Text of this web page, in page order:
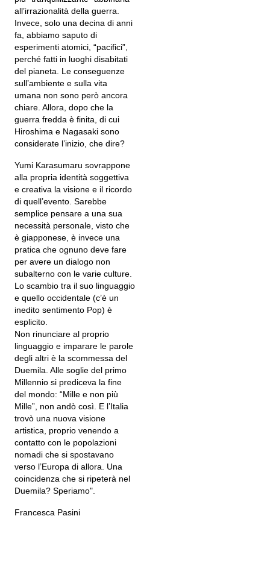
all’irrazionalità della guerra.
Invece, solo una decina di anni
fa, abbiamo saputo di
esperimenti atomici, “pacifici”,
perché fatti in luoghi disabitati
del pianeta. Le conseguenze
sull’ambiente e sulla vita
umana non sono però ancora
chiare. Allora, dopo che la
guerra fredda è finita, di cui
Hiroshima e Nagasaki sono
considerate l’inizio, che dire?
Yumi Karasumaru sovrappone
alla propria identità soggettiva
e creativa la visione e il ricordo
di quell’evento. Sarebbe
semplice pensare a una sua
necessità personale, visto che
è giapponese, è invece una
pratica che ognuno deve fare
per avere un dialogo non
subalterno con le varie culture.
Lo scambio tra il suo linguaggio
e quello occidentale (c’è un
inedito sentimento Pop) è
esplicito.
Non rinunciare al proprio
linguaggio e imparare le parole
degli altri è la scommessa del
Duemila. Alle soglie del primo
Millennio si prediceva la fine
del mondo: “Mille e non più
Mille”, non andò così. E l’Italia
trovò una nuova visione
artistica, proprio venendo a
contatto con le popolazioni
nomadi che si spostavano
verso l’Europa di allora. Una
coincidenza che si ripeterà nel
Duemila? Speriamo".
Francesca Pasini